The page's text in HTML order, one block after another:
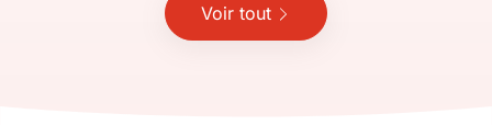
Voir tout